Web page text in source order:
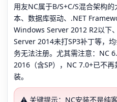
用友NC属于B/S+C/S混合架构
本、数据库驱动、.NET
Windows Server 2012 R2以下
Server 2014未打SP3补丁等，
务无法注册。尤其需注意：NC
2016（含SP），NC 7.0+已不
装。
⚠️ 关键提示：NC安装不是纯